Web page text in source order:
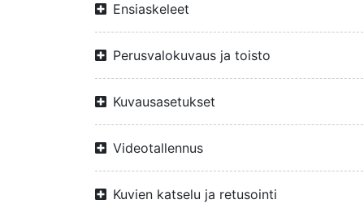
Ensiaskeleet
Perusvalokuvaus ja toisto
Kuvausasetukset
Videotallennus
Kuvien katselu ja retusointi